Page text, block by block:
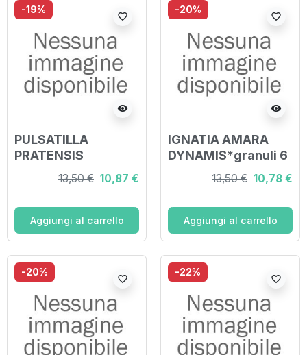
-19%
visibility
favorite_border
PULSATILLA
PRATENSIS
DYNAMIS*granuli
30 LM contenitore
13,50 € 10,87 €
Aggiungi al carrello
-20%
visibility
favorite_border
IGNATIA AMARA
DYNAMIS*granuli 6
LM contenitore
monodose
13,50 € 10,78 €
Aggiungi al carrello
-20%
favorite_border
-22%
favorite_border